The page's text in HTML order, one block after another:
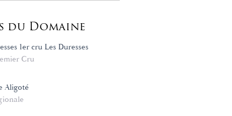
du Domaine
1er cru Les Duresses
Cru
Aligoté